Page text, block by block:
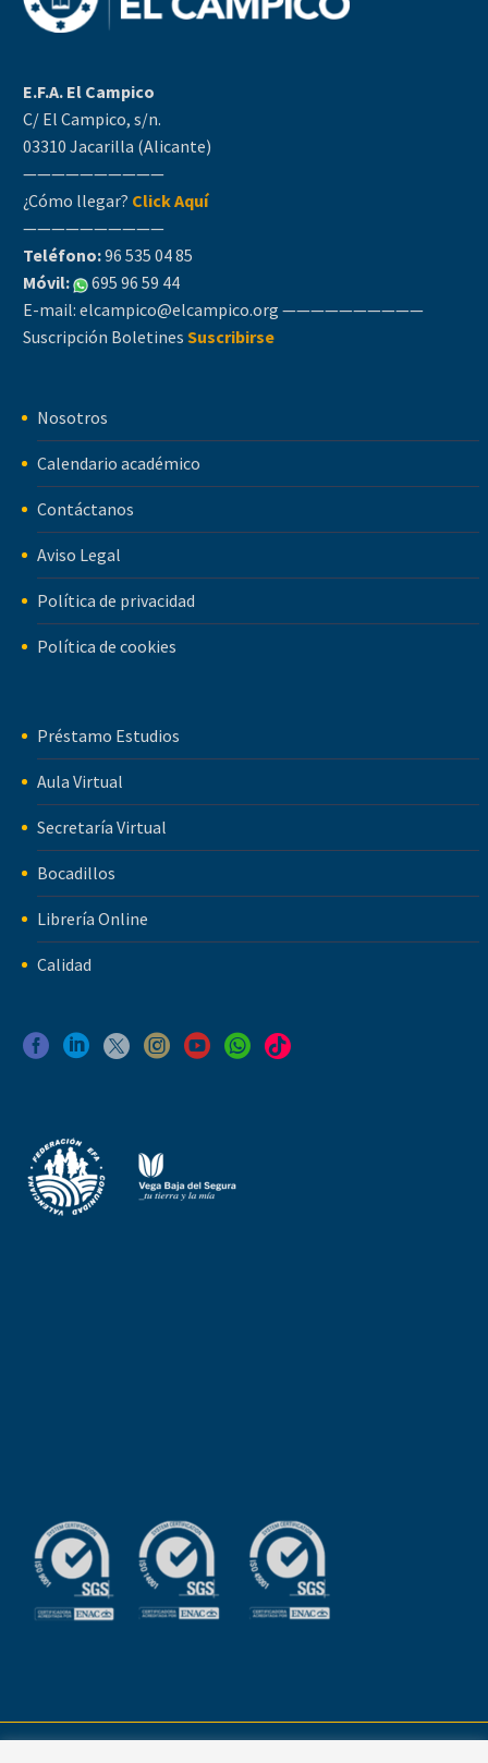
E.F.A. El Campico
C/ El Campico, s/n.
03310 Jacarilla (Alicante)
——————————
¿Cómo llegar? Click Aquí
——————————
Teléfono:96 535 04 85
Móvil:
695 96 59 44
E-mail: elcampico@elcampico.org ——————————
Suscripción Boletines Suscribirse
Nosotros
Calendario académico
Contáctanos
Aviso Legal
Política de privacidad
Política de cookies
Préstamo Estudios
Aula Virtual
Secretaría Virtual
Bocadillos
Librería Online
Calidad